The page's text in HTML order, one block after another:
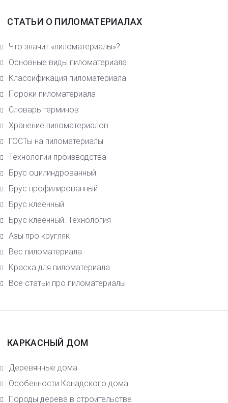
СТАТЬИ О ПИЛОМАТЕРИАЛАХ
Что значит «пиломатериалы»?
Основные виды пиломатериала
Класcификация пиломатериала
Пороки пиломатериала
Словарь терминов
Хранение пиломатериалов
ГОСТы на пиломатериалы
Технологии производства
Брус оцилиндрованный
Брус профилированный
Брус клеенный
Брус клеенный. Технология
Азы про кругляк
Вес пиломатериала
Краска для пиломатериала
Все статьи про пиломатериалы
КАРКАСНЫЙ ДОМ
Деревянные дома
Особенности Канадского дома
Породы дерева в строительстве